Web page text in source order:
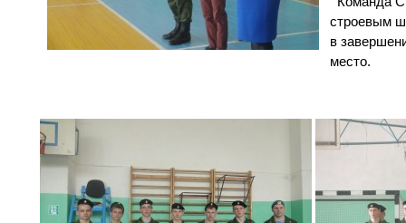
строевым
в
место.